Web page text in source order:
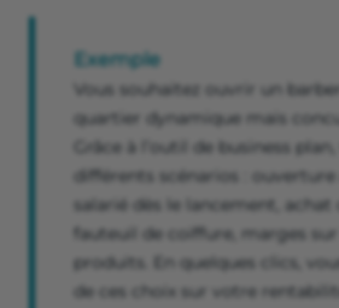
Exemple
Vous souhaitez ouvrir un
quartier dynamique mais
Grâce à l’outil de business
différents scénarios : ouverture
salarié dès le lancement,
fauteuil de coiffure, marges
produits. En quelques clics,
de ces choix sur votre